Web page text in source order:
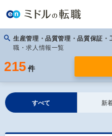
生産管理・品質管理・品質保証
職・求人情報一覧
215 件
すべて 新